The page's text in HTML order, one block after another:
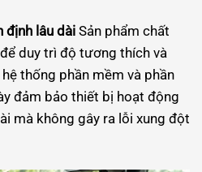
định lâu dài Sản phẩm chất
duy trì độ tương thích và
thống phần mềm và phần
đảm bảo thiết bị hoạt động
mà không gây ra lỗi xung đột